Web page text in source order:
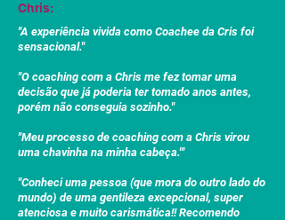
Chris:
"A experiência vivida como Coachee da Cris foi
sensacional."
"O coaching com a Chris me fez tomar uma
decisão que já poderia ter tomado anos antes,
porém não conseguia sozinho."
"Meu processo de coaching com a Chris virou
uma chavinha na minha cabeça."'
"Conheci uma pessoa (que mora do outro lado do
mundo) de uma gentileza excepcional, super
atenciosa e muito carismática!! Recomendo